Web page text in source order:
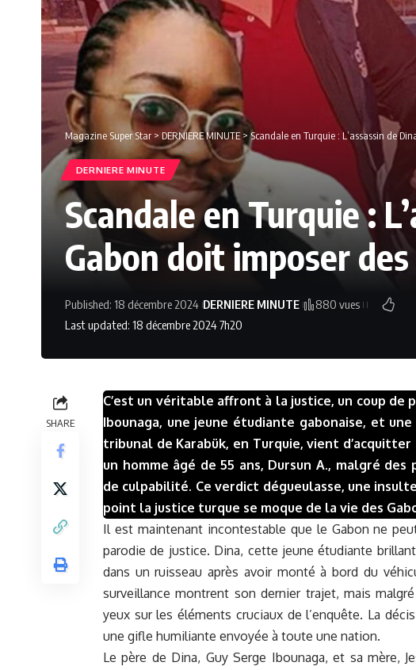
Magazine Super Star > DERNIERE MINUTE>Scandale en Turquie : L’assassin de
DERNIERE MINUTE
Scandale en Turquie :
Gabon doit imposer
Last updated: 18 décembre 2024 7h20
Published: 18 décembre 2024 DERNIERE MINUTE 880 vues
SHARE
C’est un véritable affront à la justice, un coup
Ibounaga, une jeune étudiante gabonaise, et
tribunal de Karabük, en Turquie, vient
un homme âgé de 55 ans, Dursun A., malgré
de culpabilité. Ce verdict dégueulasse, une
point la justice turque se moque de la vie des Ga
Il est maintenant incontestable que le Gabon ne
parodie de justice. Dina, cette jeune étudiante
dans un ruisseau après avoir monté à bord du
surveillance montrent son dernier trajet, mais
yeux sur les éléments cruciaux de l’enquête. La
une gifle humiliante envoyée à toute une nation.
Le père de Dina, Guy Serge Ibounaga, et sa mère,